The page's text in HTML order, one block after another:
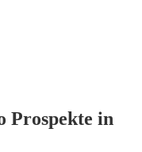
Prospekte in